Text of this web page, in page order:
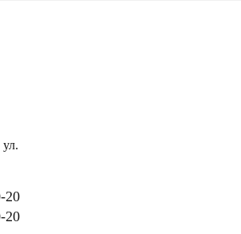
которые вводятся через 5
— этапы операции:
проколы лапароскопа и
инструментов
20
20